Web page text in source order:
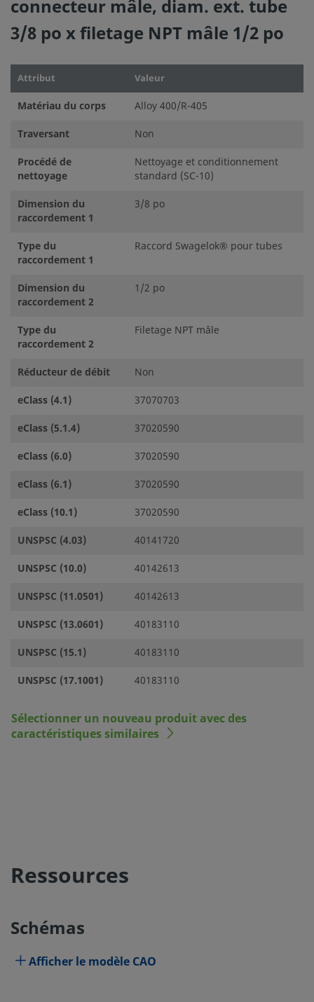
connecteur mâle, diam. ext. tube
3/8 po x filetage NPT mâle 1/2 po
Attribut Valeur
Matériau du corps
Alloy 400/R-405
Traversant
Non
Procédé de
nettoyage
Nettoyage et conditionnement
standard (SC-10)
Dimension du
raccordement 1
3/8 po
Type du
raccordement 1
Raccord Swagelok® pour tubes
Dimension du
raccordement 2
1/2 po
Type du
raccordement 2
Filetage NPT mâle
Réducteur de débit
Non
eClass (4.1)
37070703
eClass (5.1.4)
37020590
eClass (6.0)
37020590
eClass (6.1)
37020590
eClass (10.1)
37020590
UNSPSC (4.03)
40141720
UNSPSC (10.0)
40142613
UNSPSC (11.0501)
40142613
UNSPSC (13.0601)
40183110
UNSPSC (15.1)
40183110
UNSPSC (17.1001)
40183110
Sélectionner un nouveau produit avec des
caractéristiques similaires
Ressources
Schémas
Afficher le modèle CAO